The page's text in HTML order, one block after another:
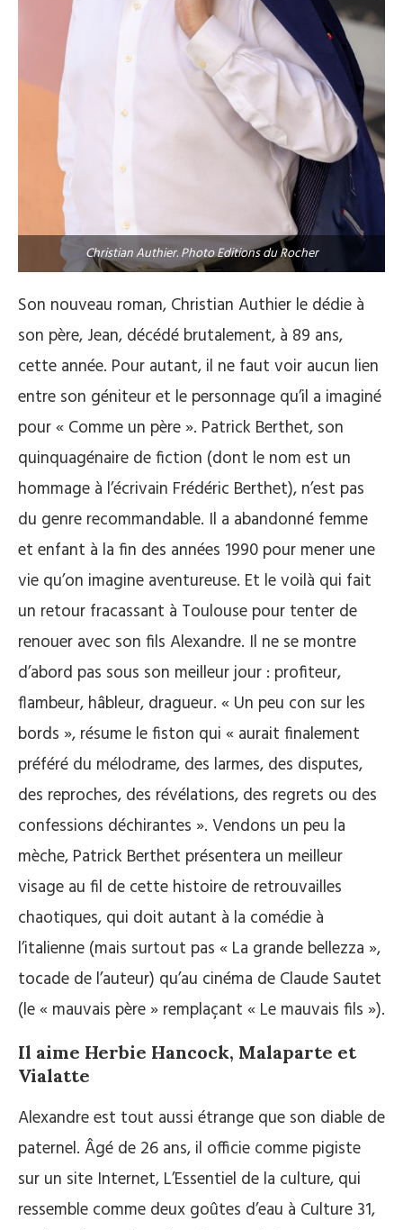
Christian Authier. Photo Editions du Rocher
Son nouveau roman, Christian Authier le dédie à
son père, Jean, décédé brutalement, à 89 ans,
cette année. Pour autant, il ne faut voir aucun lien
entre son géniteur et le personnage qu’il a imaginé
pour « Comme un père ». Patrick Berthet, son
quinquagénaire de fiction (dont le nom est un
hommage à l’écrivain Frédéric Berthet), n’est pas
du genre recommandable. Il a abandonné femme
et enfant à la fin des années 1990 pour mener une
vie qu’on imagine aventureuse. Et le voilà qui fait
un retour fracassant à Toulouse pour tenter de
renouer avec son fils Alexandre. Il ne se montre
d’abord pas sous son meilleur jour : profiteur,
flambeur, hâbleur, dragueur. « Un peu con sur les
bords », résume le fiston qui « aurait finalement
préféré du mélodrame, des larmes, des disputes,
des reproches, des révélations, des regrets ou des
confessions déchirantes ». Vendons un peu la
mèche, Patrick Berthet présentera un meilleur
visage au fil de cette histoire de retrouvailles
chaotiques, qui doit autant à la comédie à
l’italienne (mais surtout pas « La grande bellezza »,
tocade de l’auteur) qu’au cinéma de Claude Sautet
(le « mauvais père » remplaçant « Le mauvais fils »).
Il aime Herbie Hancock, Malaparte et
Vialatte
Alexandre est tout aussi étrange que son diable de
paternel. Âgé de 26 ans, il officie comme pigiste
sur un site Internet, L’Essentiel de la culture, qui
ressemble comme deux goûtes d’eau à Culture 31,